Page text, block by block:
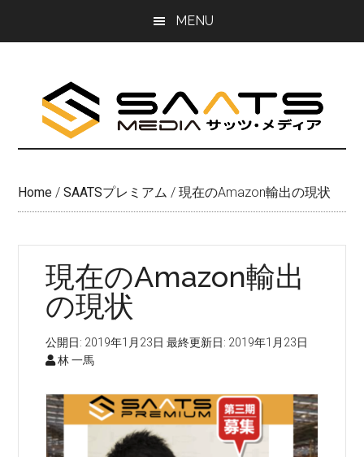
MENU
Home / SAATSプレミアム / 現在のAmazon輸出の現状
現在のAmazon輸出
の現状
公開日: 2019年1月23日 最終更新日: 2019年1月23日
林 一馬